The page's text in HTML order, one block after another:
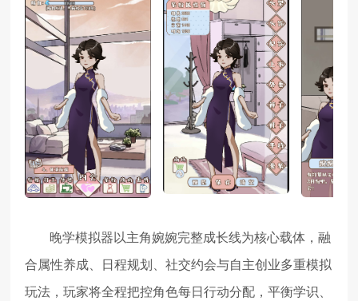
晚学模拟器以主角婉婉完整成长线为核心载体，融
合属性养成、日程规划、社交约会与自主创业多重模拟
玩法，玩家将全程把控角色每日行动分配，平衡学识、